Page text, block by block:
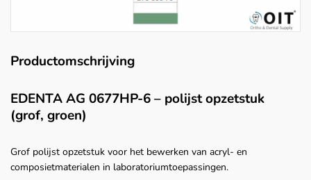
Productomschrijving
EDENTA AG 0677HP-6 – polijst opzetstuk
(grof, groen)
Grof polijst opzetstuk voor het bewerken van acryl- en
composietmaterialen in laboratoriumtoepassingen.